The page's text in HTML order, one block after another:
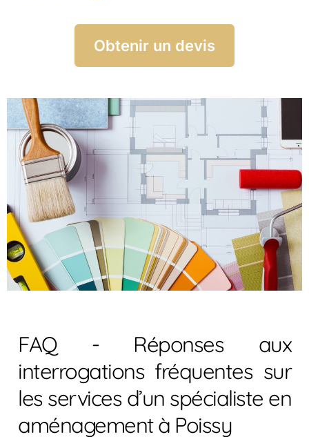
Obtenir un devis
FAQ - Réponses aux
interrogations fréquentes sur
les services d’un spécialiste en
aménagement à Poissy